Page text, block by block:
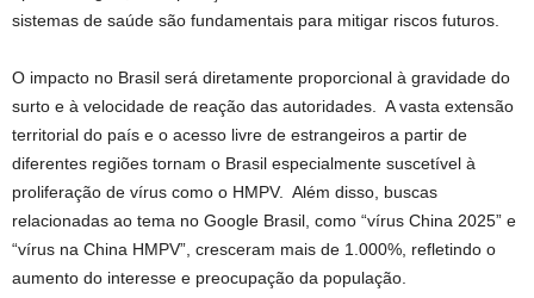
sistemas de saúde são fundamentais para mitigar riscos futuros.
O impacto no Brasil será diretamente proporcional à gravidade do
surto e à velocidade de reação das autoridades. A vasta extensão
territorial do país e o acesso livre de estrangeiros a partir de
diferentes regiões tornam o Brasil especialmente suscetível à
proliferação de vírus como o HMPV. Além disso, buscas
relacionadas ao tema no Google Brasil, como “vírus China 2025” e
“vírus na China HMPV”, cresceram mais de 1.000%, refletindo o
aumento do interesse e preocupação da população.